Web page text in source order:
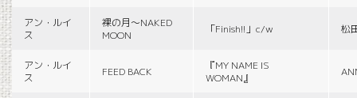
アン・ルイ
ス
裸の月〜NAKED
MOON
「Finish!!」c/w 松
アン・ルイ
ス
FEED BACK
『MY NAME IS
WOMAN』